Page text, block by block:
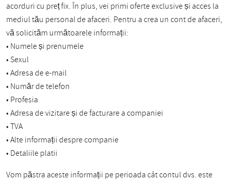
acorduri cu preț fix. În plus, vei primi oferte exclusive și acces la
mediul tău personal de afaceri. Pentru a crea un cont de afaceri,
vă solicităm următoarele informații:
• Numele și prenumele
• Sexul
• Adresa de e-mail
• Număr de telefon
• Profesia
• Adresa de vizitare și de facturare a companiei
• TVA
• Alte informații despre companie
• Detaliile platii
Vom păstra aceste informații pe perioada cât contul dvs. este